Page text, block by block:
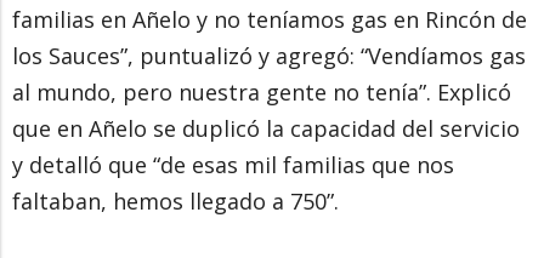
familias en Añelo y no teníamos gas en Rincón de
los Sauces”, puntualizó y agregó: “Vendíamos gas
al mundo, pero nuestra gente no tenía”. Explicó
que en Añelo se duplicó la capacidad del servicio
y detalló que “de esas mil familias que nos
faltaban, hemos llegado a 750”.